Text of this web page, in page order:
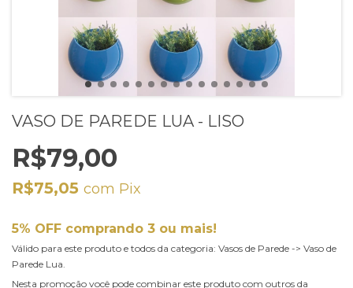
VASO DE PAREDE LUA - LISO
R$79,00
R$75,05 com Pix
5% OFF comprando 3 ou mais!
Válido para este produto e todos da categoria: Vasos de Parede -> Vaso de
Parede Lua.
Nesta promoção você pode combinar este produto com outros da